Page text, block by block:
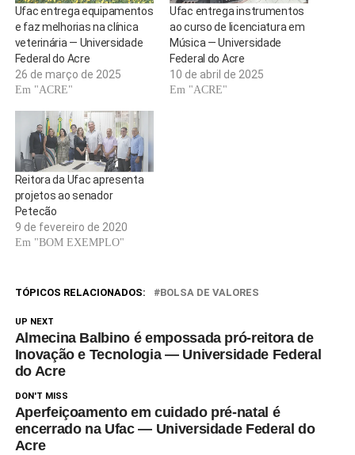
Ufac entrega equipamentos
e faz melhorias na clínica
veterinária — Universidade
Federal do Acre
26 de março de 2025
Em "ACRE"
Ufac entrega instrumentos
ao curso de licenciatura em
Música — Universidade
Federal do Acre
10 de abril de 2025
Em "ACRE"
Reitora da Ufac apresenta
projetos ao senador
Petecão
9 de fevereiro de 2020
Em "BOM EXEMPLO"
TÓPICOS RELACIONADOS: BOLSA DE VALORES
UP NEXT
Almecina Balbino é empossada pró-reitora de
Inovação e Tecnologia — Universidade Federal
do Acre
DON'T MISS
Aperfeiçoamento em cuidado pré-natal é
encerrado na Ufac — Universidade Federal do
Acre